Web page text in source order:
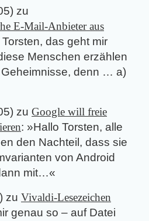
) zu
E-Mail-Anbieter aus
Torsten, das geht mir
Menschen erzählen
denn … a)
) zu Google will freie
: »Hallo Torsten, alle
den Nachteil, dass sie
von Android
mit…«
) zu Vivaldi-Lesezeichen
genau so – auf Datei